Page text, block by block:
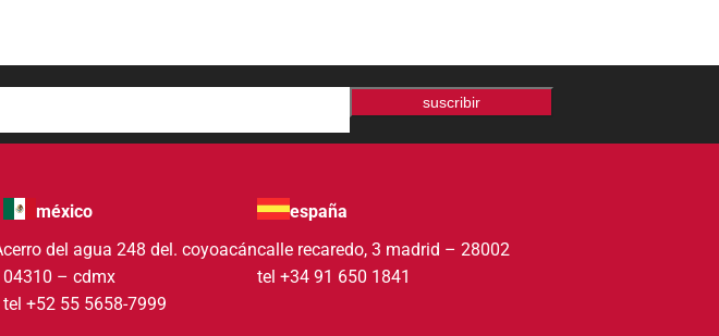
suscribir
méxico
cerro del agua 248 del. coyoacán
04310 – cdmx
tel +52 55 5658-7999
españa
calle recaredo, 3 madrid – 28002
tel +34 91 650 1841